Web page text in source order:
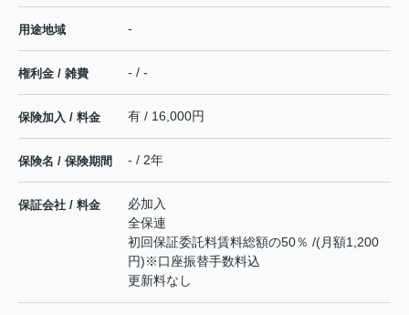
用途地域 -
権利金 / 雑費 - / -
保険加入 / 料金 有 / 16,000円
保険名 / 保険期間 - / 2年
保証会社 / 料金
必加入
全保連
初回保証委託料賃料総額の50％ /(月額1,200
円)※口座振替手数料込
更新料なし